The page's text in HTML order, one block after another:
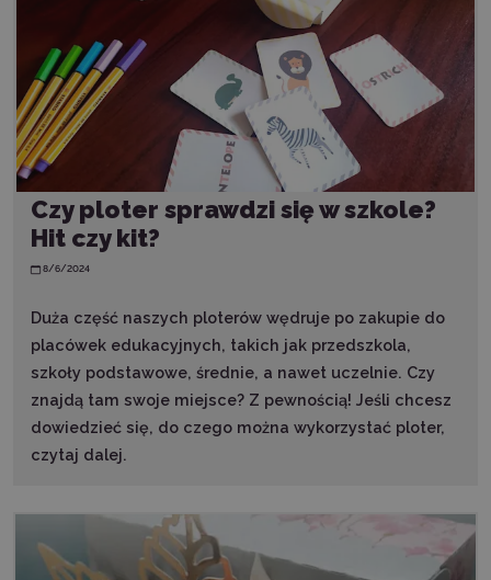
Czy ploter sprawdzi się w szkole?
Hit czy kit?
8/6/2024
Duża część naszych ploterów wędruje po zakupie do
placówek edukacyjnych, takich jak przedszkola,
szkoły podstawowe, średnie, a nawet uczelnie. Czy
znajdą tam swoje miejsce? Z pewnością! Jeśli chcesz
dowiedzieć się, do czego można wykorzystać ploter,
czytaj dalej.